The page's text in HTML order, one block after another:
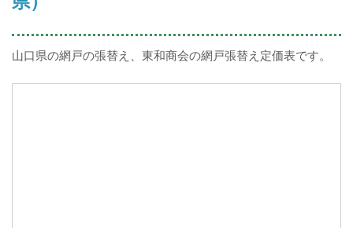
山口県の網戸の張替え、東和商会の網戸張替え定価表です。